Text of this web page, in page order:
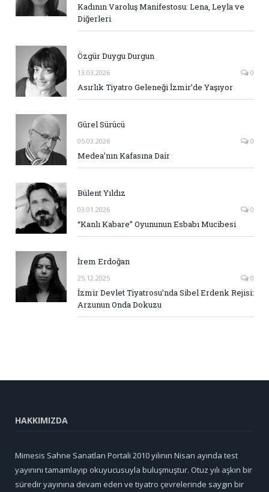
Kadının Varoluş Manifestosu: Lena, Leyla ve
Diğerleri
Özgür Duygu Durgun
13.03.2026 0
Asırlık Tiyatro Geleneği İzmir’de Yaşıyor
Gürel Sürücü
05.03.2026 0
Medea’nın Kafasına Dair
Bülent Yıldız
03.01.2026 0
“Kanlı Kabare” Oyununun Esbabı Mucibesi
İrem Erdoğan
25.12.2025 0
İzmir Devlet Tiyatrosu’nda Sibel Erdenk Rejisi:
Arzunun Onda Dokuzu
HAKKIMIZDA
Mimesis Sahne Sanatları Portali 2010 yılının Nisan ayında test
yayınını tamamlayıp okuyucusuyla buluşmuştur. Otuz yılı aşkın bir
süredir yayınına devam eden ve tiyatro çevrelerinde saygın bir